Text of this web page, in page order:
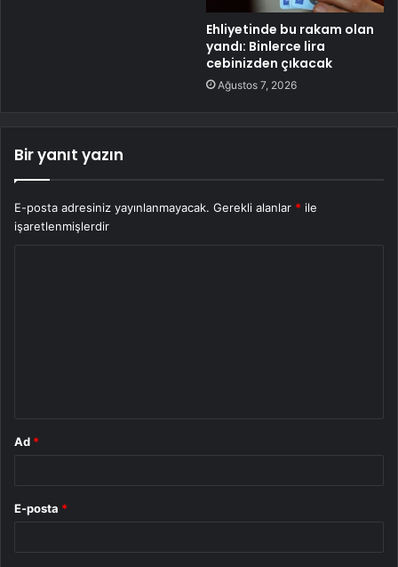
Ehliyetinde bu rakam olan
yandı: Binlerce lira
cebinizden çıkacak
Ağustos 7, 2026
Bir yanıt yazın
E-posta adresiniz yayınlanmayacak. Gerekli alanlar * ile
işaretlenmişlerdir
Ad *
E-posta *